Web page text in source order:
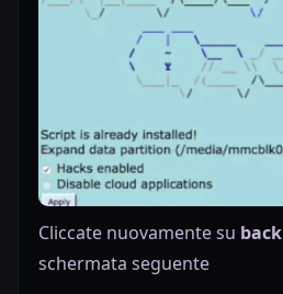
Cliccate nuovamente su back
schermata seguente